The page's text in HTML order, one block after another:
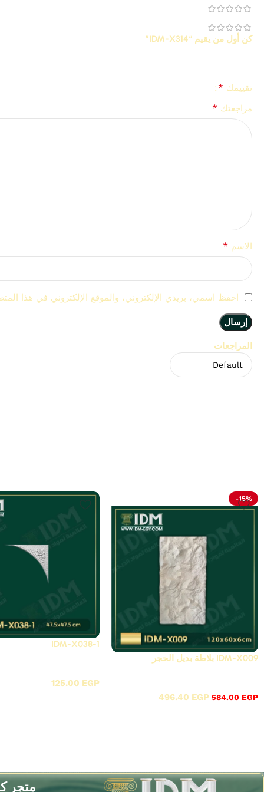
المراجعات
كن أول من يقيم “IDM-X314”
تقييمك *
مراجعتك *
الاسم *
احفظ اسمي، بريدي الإلكتروني، والموقع الإلكتروني في هذا
-15%
IDM-X009 بلاطة بديل الحجر
584.00EGP
496.40 EGP
IDM-X038-1
125.00 EGP
متجر